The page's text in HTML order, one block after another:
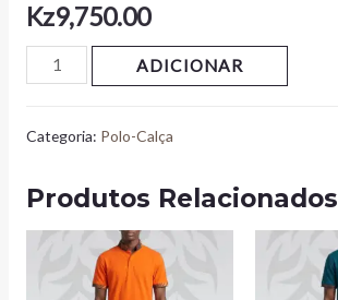
Kz9,750.00
ADICIONAR
Categoria: Polo-Calça
Produtos Relacionados